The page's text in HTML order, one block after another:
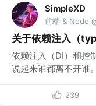
SimpleXD
前端 & Node
关于依赖注入（
依赖注入（DI）和控
说起来谁都离不开谁
239